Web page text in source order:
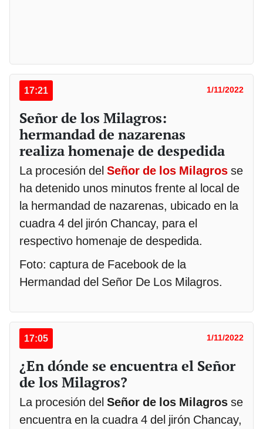
17:21 1/11/2022
Señor de los Milagros:
hermandad de nazarenas
realiza homenaje de despedida
La procesión del Señor de los Milagros se
ha detenido unos minutos frente al local de
la hermandad de nazarenas, ubicado en la
cuadra 4 del jirón Chancay, para el
respectivo homenaje de despedida.
Foto: captura de Facebook de la
Hermandad del Señor De Los Milagros.
17:05 1/11/2022
¿En dónde se encuentra el Señor
de los Milagros?
La procesión del Señor de los Milagros se
encuentra en la cuadra 4 del jirón Chancay,